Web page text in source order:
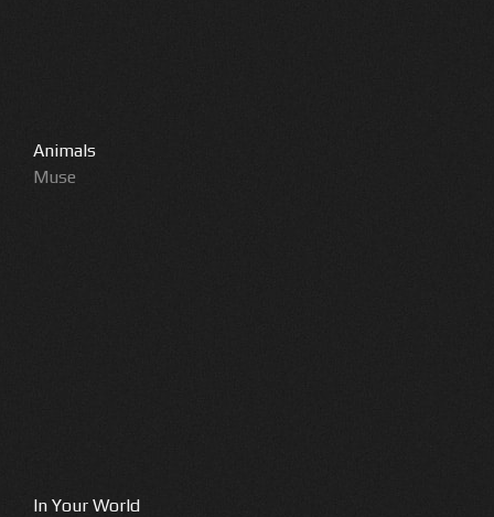
Animals
Muse
In Your World